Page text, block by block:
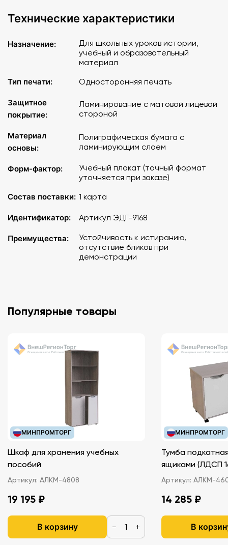
Технические характеристики
Назначение:
Для школьных уроков истории,
учебный и образовательный
материал
Тип печати:
Односторонняя печать
Защитное
покрытие:
Ламинирование с матовой лицевой
стороной
Материал
основы:
Полиграфическая бумага с
ламинирующим слоем
Форм-фактор:
Учебный плакат (точный формат
уточняется при заказе)
Состав поставки: 1 карта
Идентификатор: Артикул ЭДГ-9168
Преимущества:
Устойчивость к истиранию,
отсутствие бликов при
демонстрации
Популярные товары
МИНПРОМТОРГ
Шкаф для хранения учебных
пособий
Артикул: АЛКМ-4808
19 195 ₽
В корзину − +
МИНПРОМТОРГ
Тумба
ящиками
Артикул: АЛКМ-
14 285 ₽
В